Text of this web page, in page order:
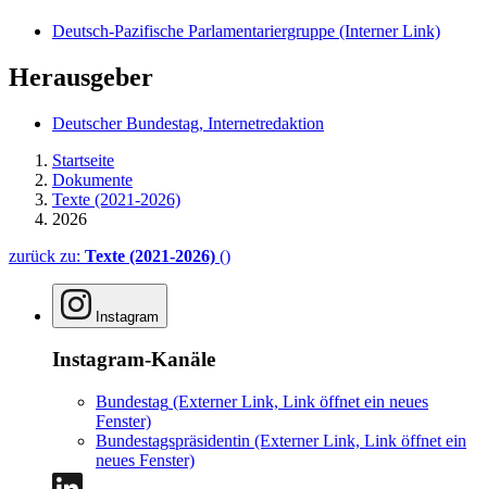
Deutsch-Pazifische Parlamentariergruppe (Interner Link)
Herausgeber
Deutscher Bundestag, Internetredaktion
Startseite
Dokumente
Texte (2021-2026)
2026
zurück zu: Texte (2021-2026) ()
Instagram
Instagram-Kanäle
Bundestag (Externer Link, Link öffnet ein neues
Fenster)
Bundestagspräsidentin (Externer Link, Link öffnet ein
neues Fenster)